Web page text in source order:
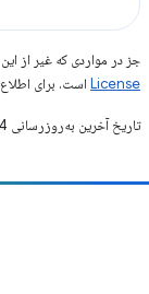
جز در مواردی که غیر از
License است. برای اطلاع
تاریخ آخرین به‌روزرسانی 2024-11-26 به‌وقت ساعت هماهنگ جهانی.